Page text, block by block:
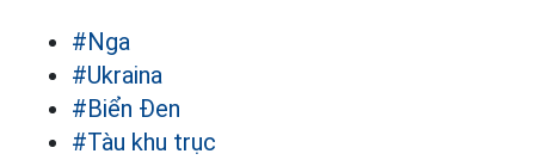
#Nga
#Ukraina
#Biển Đen
#Tàu khu trục